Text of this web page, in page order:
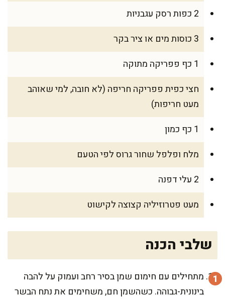
2 כפות רסק עגבניות
3 כוסות מים או ציר בקר
1 כף פפריקה מתוקה
חצי כפית פפריקה חריפה (לא חובה, למי שאוהב
מעט חריפות)
1 כף כמון
מלח ופלפל שחור גרוס לפי הטעם
2 עלי דפנה
מעט פטרוזיליה קצוצה לקישוט
שלבי הכנה
מתחילים עם חימום שמן בסיר רחב ועמוק על להבה
בינונית-גבוהה. כשהשמן חם, משחימים את נתח הבשר